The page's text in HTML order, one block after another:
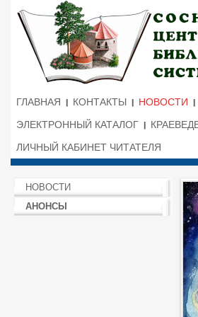
ГЛАВНАЯ КОНТАКТЫ НОВОСТИ
ЭЛЕКТРОННЫЙ КАТАЛОГ
ЛИЧНЫЙ КАБИНЕТ ЧИТАТЕЛЯ
НОВОСТИ
АНОНСЫ